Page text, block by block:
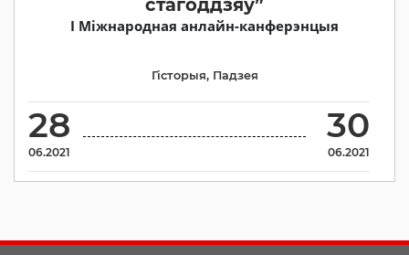
стагоддзяў”
І Міжнародная анлайн-канферэнцыя
28
06.2021
30
06.2021
Гісторыя, Падзея